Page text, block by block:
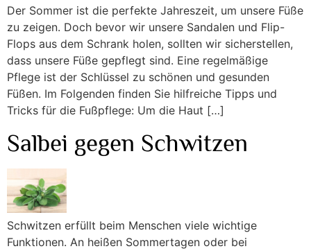
Der Sommer ist die perfekte Jahreszeit, um unsere Füße
zu zeigen. Doch bevor wir unsere Sandalen und Flip-
Flops aus dem Schrank holen, sollten wir sicherstellen,
dass unsere Füße gepflegt sind. Eine regelmäßige
Pflege ist der Schlüssel zu schönen und gesunden
Füßen. Im Folgenden finden Sie hilfreiche Tipps und
Tricks für die Fußpflege: Um die Haut […]
Salbei gegen Schwitzen
Schwitzen erfüllt beim Menschen viele wichtige
Funktionen. An heißen Sommertagen oder bei